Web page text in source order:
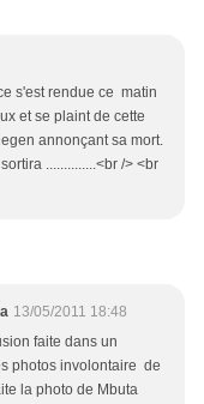
s'est rendue ce matin
et se plaint de cette
annonçant sa mort.
..............<br /> <br
13/05/2011 18:48
faite dans un
photos involontaire de
la photo de Mbuta